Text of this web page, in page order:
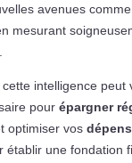
avenues
mesurant
intelligence peut
pour épargner
optimiser vos
établir une fondation